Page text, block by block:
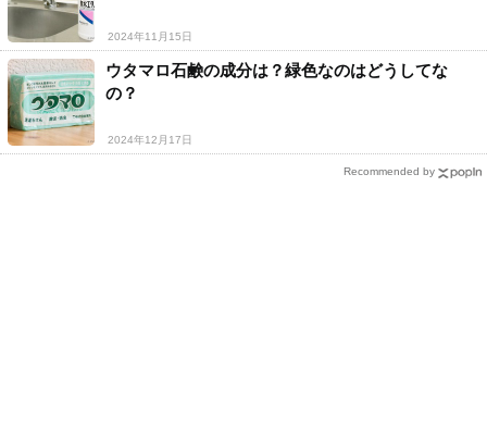
2024年11月15日
ウタマロ石鹸の成分は？緑色なのはどうしてな
の？
2024年12月17日
Recommended by